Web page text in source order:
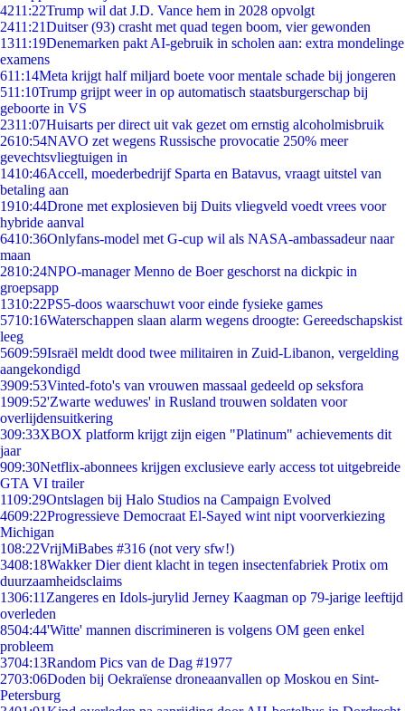
4211:22Trump wil dat J.D. Vance hem in 2028 opvolgt
2411:21Duitser (93) crasht met quad tegen boom, vier gewonden
1311:19Denemarken pakt AI-gebruik in scholen aan: extra mondelinge
examens
611:14Meta krijgt half miljard boete voor mentale schade bij jongeren
511:10Trump grijpt weer in op automatisch staatsburgerschap bij
geboorte in VS
2311:07Huisarts per direct uit vak gezet om ernstig alcoholmisbruik
2610:54NAVO zet wegens Russische provocatie 250% meer
gevechtsvliegtuigen in
1410:46Accell, moederbedrijf Sparta en Batavus, vraagt uitstel van
betaling aan
1910:44Drone met explosieven bij Duits vliegveld voedt vrees voor
hybride aanval
6410:36Onlyfans-model met G-cup wil als NASA-ambassadeur naar
maan
2810:24NPO-manager Menno de Boer geschorst na dickpic in
groepsapp
1310:22PS5-doos waarschuwt voor einde fysieke games
5710:16Waterschappen slaan alarm wegens droogte: Gereedschapskist
leeg
5609:59Israël meldt dood twee militairen in Zuid-Libanon, vergelding
aangekondigd
3909:53Vinted-foto's van vrouwen massaal gedeeld op seksfora
1909:52'Zwarte weduwes' in Rusland trouwen soldaten voor
overlijdensuitkering
309:33XBOX platform krijgt zijn eigen "Platinum" achievements dit
jaar
909:30Netflix-abonnees krijgen exclusieve early access tot uitgebreide
GTA VI trailer
1109:29Ontslagen bij Halo Studios na Campaign Evolved
4609:22Progressieve Democraat El-Sayed wint nipt voorverkiezing
Michigan
108:22VrijMiBabes #316 (not very sfw!)
3408:18Wakker Dier dient klacht in tegen insectenfabriek Protix om
duurzaamheidsclaims
1306:11 Zangeres en Idols-jurylid Jerney Kaagman op 79-jarige leeftijd
overleden
8504:44'Witte' mannen discrimineren is volgens OM geen enkel
probleem
3704:13Random Pics van de Dag #1977
2703:06Doden bij Oekraïense droneaanvallen op Moskou en Sint-
Petersburg